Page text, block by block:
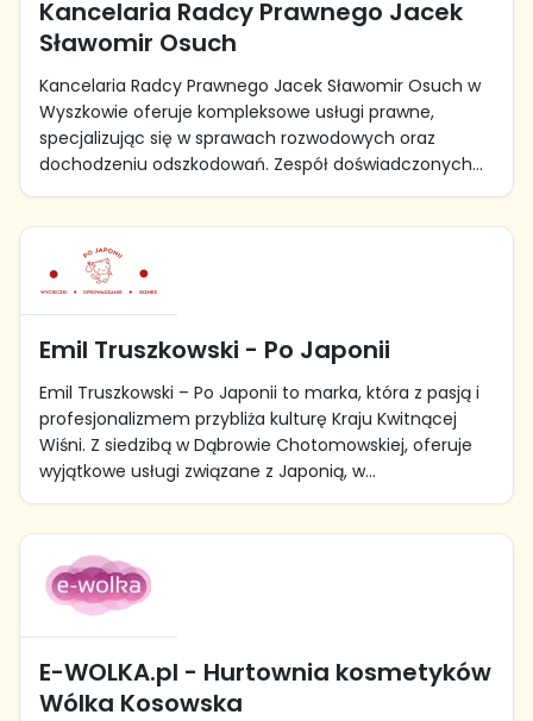
Kancelaria Radcy Prawnego Jacek
Sławomir Osuch
Kancelaria Radcy Prawnego Jacek Sławomir Osuch w
Wyszkowie oferuje kompleksowe usługi prawne,
specjalizując się w sprawach rozwodowych oraz
dochodzeniu odszkodowań. Zespół doświadczonych...
Emil Truszkowski - Po Japonii
Emil Truszkowski – Po Japonii to marka, która z pasją i
profesjonalizmem przybliża kulturę Kraju Kwitnącej
Wiśni. Z siedzibą w Dąbrowie Chotomowskiej, oferuje
wyjątkowe usługi związane z Japonią, w...
E-WOLKA.pl - Hurtownia kosmetyków
Wólka Kosowska